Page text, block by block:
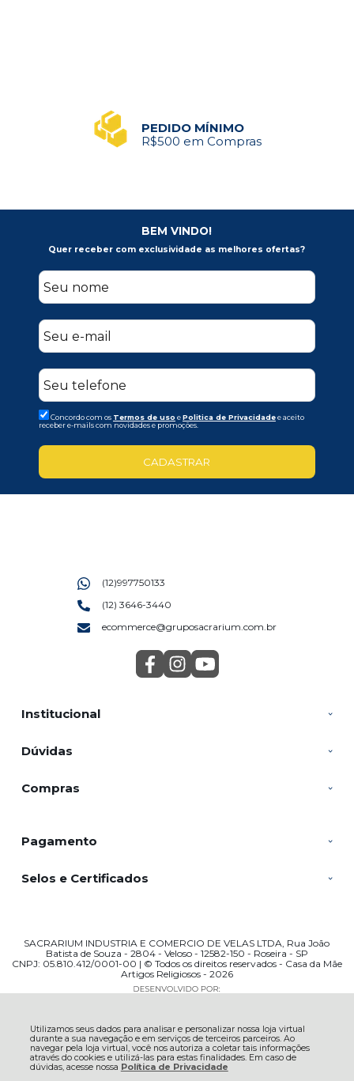
Utilizamos seus dados para analisar e personalizar nossa loja virtual
durante a sua navegação e em serviços de terceiros parceiros. Ao
navegar pela loja virtual, você nos autoriza a coletar tais informações
através do cookies e utilizá-las para estas finalidades. Em caso de
dúvidas, acesse nossa Política de Privacidade
PEDIDO MÍNIMO
R$500 em Compras
BEM VINDO!
Quer receber com exclusividade as melhores ofertas?
Concordo com os Termos de uso ePolitica de Privacidadee aceito
receber e-mails com novidades e promoções.
CADASTRAR
Institucional
Dúvidas
Compras
(12)997750133
(12) 3646-3440
ecommerce@gruposacrarium.com.br
Pagamento
Selos e Certificados
SACRARIUM INDUSTRIA E COMERCIO DE VELAS LTDA, Rua João
Batista de Souza - 2804 - Veloso - 12582-150 - Roseira - SP
CNPJ: 05.810.412/0001-00 | © Todos os direitos reservados - Casa da Mãe
Artigos Religiosos - 2026